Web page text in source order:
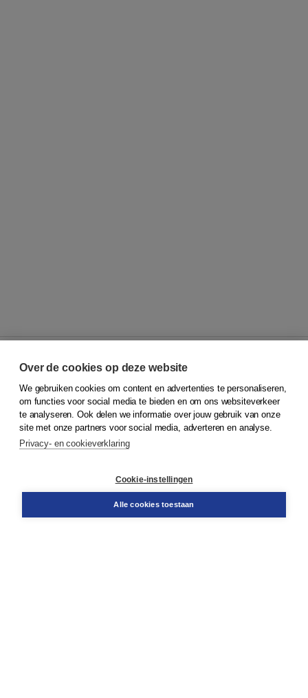
© 2026Koninklijke Boom uitgevers
Klantenservice
Service & informatie
Contact
Over de cookies op deze website
We gebruiken cookies om content en advertenties te personaliseren,
om functies voor social media te bieden en om ons websiteverkeer
te analyseren. Ook delen we informatie over jouw gebruik van onze
site met onze partners voor social media, adverteren en analyse.
Privacy- en cookieverklaring
Cookie-instellingen
Alle cookies toestaan